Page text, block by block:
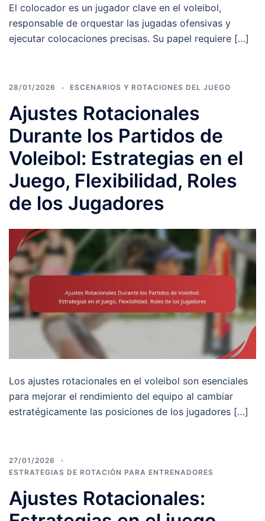
El colocador es un jugador clave en el voleibol,
responsable de orquestar las jugadas ofensivas y
ejecutar colocaciones precisas. Su papel requiere […]
28/01/2026 ESCENARIOS Y ROTACIONES DEL JUEGO
Ajustes Rotacionales
Durante los Partidos de
Voleibol: Estrategias en el
Juego, Flexibilidad, Roles
de los Jugadores
Los ajustes rotacionales en el voleibol son esenciales
para mejorar el rendimiento del equipo al cambiar
estratégicamente las posiciones de los jugadores […]
27/01/2026
ESTRATEGIAS DE ROTACIÓN PARA ENTRENADORES
Ajustes Rotacionales: